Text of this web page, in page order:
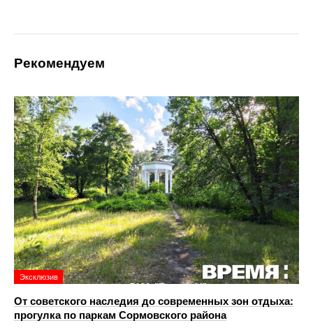
Рекомендуем
Эксклюзив
От советского наследия до современных зон отдыха:
прогулка по паркам Сормовского района